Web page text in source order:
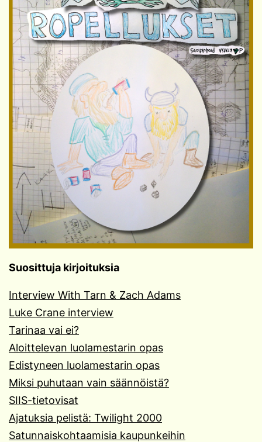
Suosittuja kirjoituksia
Interview With Tarn & Zach Adams
Luke Crane interview
Tarinaa vai ei?
Aloittelevan luolamestarin opas
Edistyneen luolamestarin opas
Miksi puhutaan vain säännöistä?
SIIS-tietovisat
Ajatuksia pelistä: Twilight 2000
Satunnaiskohtaamisia kaupunkeihin